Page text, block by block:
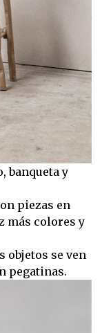
banqueta y
piezas en
más colores y
objetos se ven
pegatinas.